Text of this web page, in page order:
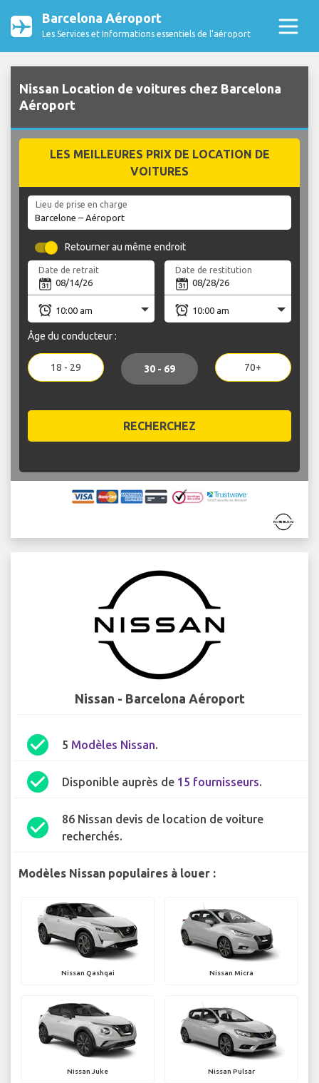
Barcelona Aéroport
Les Services et Informations essentiels de l’aéroport
Nissan Location de voitures chez Barcelona
Aéroport
LES MEILLEURES PRIX DE LOCATION DE
VOITURES
Lieu de prise en charge
Retourner au même endroit
Date de retrait Date de restitution
Âge du conducteur :
18 - 29 30 - 69 70+
RECHERCHEZ
Nissan - Barcelona Aéroport
check_circle 5 Modèles Nissan.
check_circle Disponible auprès de 15 fournisseurs.
check_circle
86 Nissan devis de location de voiture
recherchés.
Modèles Nissan populaires à louer :
Nissan Qashqai Nissan Micra
Nissan Juke Nissan Pulsar